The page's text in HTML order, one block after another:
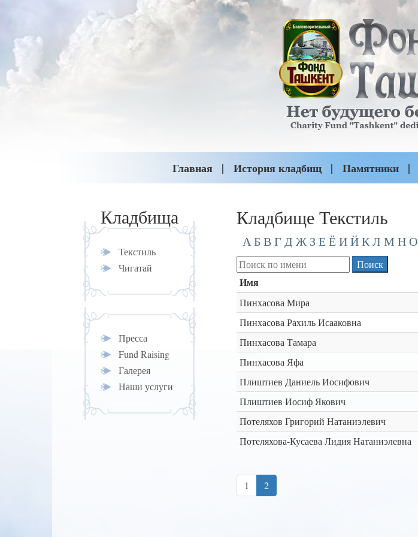
Главная История кладбищ Памятники
Кладбища
Текстиль
Чигатай
Пресса
Fund Raising
Галерея
Наши услуги
Кладбище Текстиль
А Б В Г Д Ж З Е Ё И Й К Л М Н О
Имя
Пинхасова Мира
Пинхасова Рахиль Исааковна
Пинхасова Тамара
Пинхасова Яфа
Плиштиев Даниель Иосифович
Плиштиев Иосиф Якович
Потеляхов Григорий Натаниэлевич
Потеляхова-Кусаева Лидия Натаниэлевна
1 2